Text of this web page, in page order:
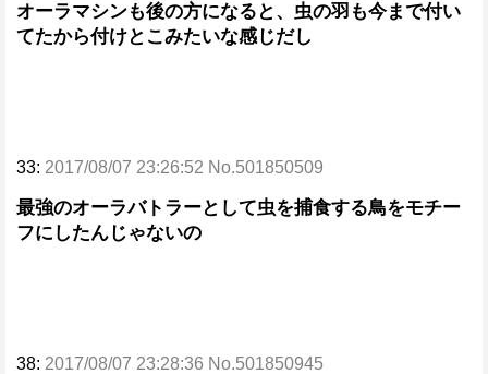
オーラマシンも後の方になると、虫の羽も今まで付い
てたから付けとこみたいな感じだし
33: 2017/08/07 23:26:52 No.501850509
最強のオーラバトラーとして虫を捕食する鳥をモチー
フにしたんじゃないの
38: 2017/08/07 23:28:36 No.501850945